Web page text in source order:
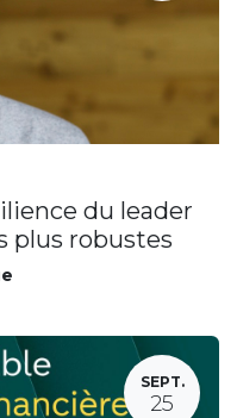
du leader
plus robustes
SEPT.
25